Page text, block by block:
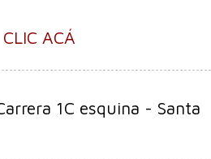
CLIC ACÁ
1C esquina - Santa